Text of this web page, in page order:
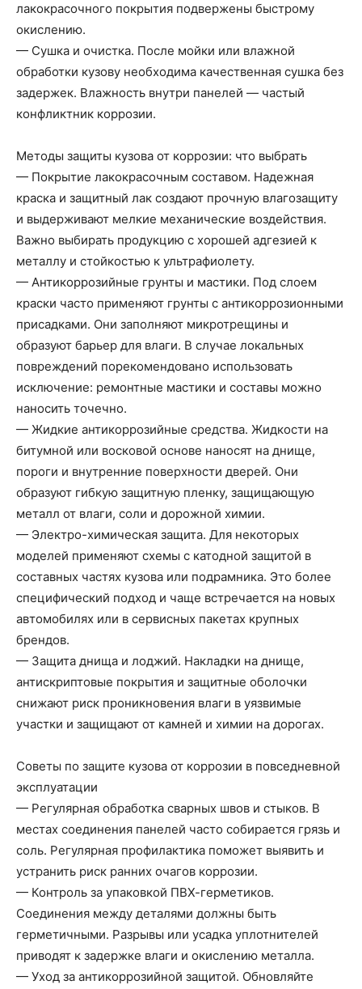
лакокрасочного покрытия подвержены быстрому
окислению.
— Сушка и очистка. После мойки или влажной
обработки кузову необходима качественная сушка без
задержек. Влажность внутри панелей — частый
конфликтник коррозии.
Методы защиты кузова от коррозии: что выбрать
— Покрытие лакокрасочным составом. Надежная
краска и защитный лак создают прочную влагозащиту
и выдерживают мелкие механические воздействия.
Важно выбирать продукцию с хорошей адгезией к
металлу и стойкостью к ультрафиолету.
— Антикоррозийные грунты и мастики. Под слоем
краски часто применяют грунты с антикоррозионными
присадками. Они заполняют микротрещины и
образуют барьер для влаги. В случае локальных
повреждений порекомендовано использовать
исключение: ремонтные мастики и составы можно
наносить точечно.
— Жидкие антикоррозийные средства. Жидкости на
битумной или восковой основе наносят на днище,
пороги и внутренние поверхности дверей. Они
образуют гибкую защитную пленку, защищающую
металл от влаги, соли и дорожной химии.
— Электро-химическая защита. Для некоторых
моделей применяют схемы с катодной защитой в
составных частях кузова или подрамника. Это более
специфический подход и чаще встречается на новых
автомобилях или в сервисных пакетах крупных
брендов.
— Защита днища и лоджий. Накладки на днище,
антискриптовые покрытия и защитные оболочки
снижают риск проникновения влаги в уязвимые
участки и защищают от камней и химии на дорогах.
Советы по защите кузова от коррозии в повседневной
эксплуатации
— Регулярная обработка сварных швов и стыков. В
местах соединения панелей часто собирается грязь и
соль. Регулярная профилактика поможет выявить и
устранить риск ранних очагов коррозии.
— Контроль за упаковкой ПВХ-герметиков.
Соединения между деталями должны быть
герметичными. Разрывы или усадка уплотнителей
приводят к задержке влаги и окислению металла.
— Уход за антикоррозийной защитой. Обновляйте